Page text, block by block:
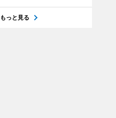
もっと見る